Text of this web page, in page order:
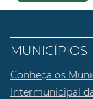
MUNICÍPIOS
Conheça os
Intermunicipal